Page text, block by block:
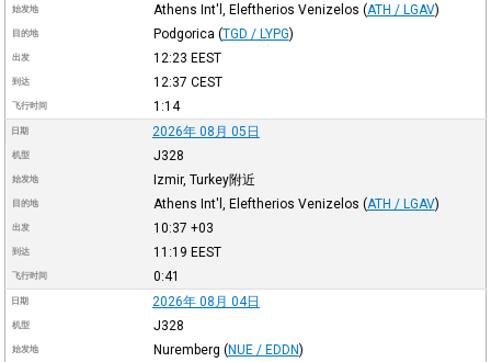
始发地 Athens Int'l, Eleftherios Venizelos (ATH / LGAV)
目的地 Podgorica (TGD / LYPG)
出发 12:23 EEST
到达 12:37 CEST
飞行时间 1:14
日期 2026年 08月 05日
机型 J328
始发地 Izmir, Turkey附近
目的地 Athens Int'l, Eleftherios Venizelos (ATH / LGAV)
出发 10:37 +03
到达 11:19 EEST
飞行时间 0:41
日期 2026年 08月 04日
机型 J328
始发地 Nuremberg (NUE / EDDN)